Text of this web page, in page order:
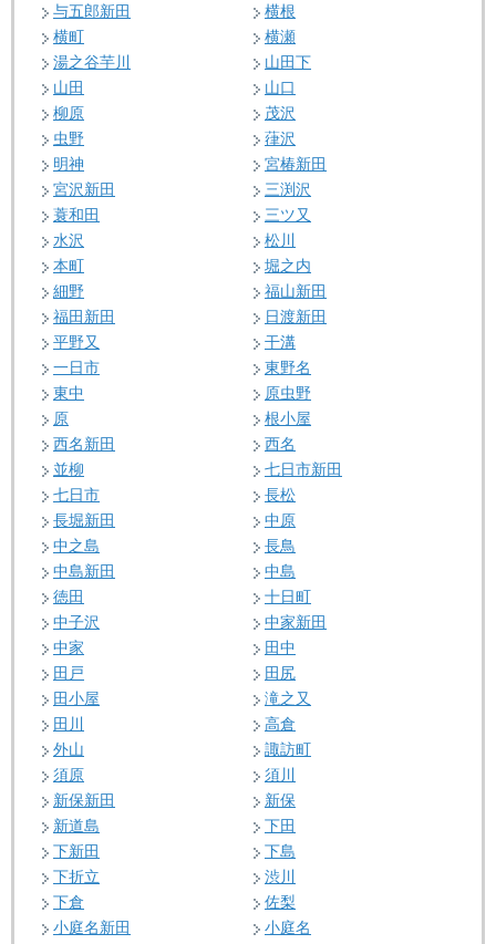
与五郎新田
横根
横町
横瀬
湯之谷芋川
山田下
山田
山口
柳原
茂沢
虫野
葎沢
明神
宮椿新田
宮沢新田
三渕沢
蓑和田
三ツ又
水沢
松川
本町
堀之内
細野
福山新田
福田新田
日渡新田
平野又
干溝
一日市
東野名
東中
原虫野
原
根小屋
西名新田
西名
並柳
七日市新田
七日市
長松
長堀新田
中原
中之島
長鳥
中島新田
中島
徳田
十日町
中子沢
中家新田
中家
田中
田戸
田尻
田小屋
滝之又
田川
高倉
外山
諏訪町
須原
須川
新保新田
新保
新道島
下田
下新田
下島
下折立
渋川
下倉
佐梨
小庭名新田
小庭名